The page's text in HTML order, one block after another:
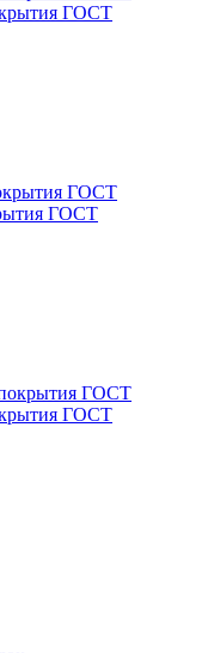
ГОСТ
ГОСТ
ГОСТ